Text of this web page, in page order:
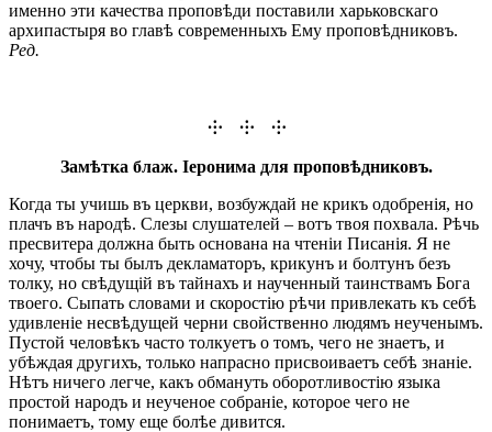
именно эти качества проповѣди поставили харьковскаго
архипастыря во главѣ современныхъ Ему проповѣдниковъ.
Ред.
⸭ ⸭ ⸭
Замѣтка блаж. Іеронима для проповѣдниковъ.
Когда ты учишь въ церкви, возбуждай не крикъ одобренія, но
плачъ въ народѣ. Слезы слушателей – вотъ твоя похвала. Рѣчь
пресвитера должна быть основана на чтеніи Писанія. Я не
хочу, чтобы ты былъ декламаторъ, крикунъ и болтунъ безъ
толку, но свѣдущій въ тайнахъ и наученный таинствамъ Бога
твоего. Сыпать словами и скоростію рѣчи привлекать къ себѣ
удивленіе несвѣдущей черни свойственно людямъ неученымъ.
Пустой человѣкъ часто толкуетъ о томъ, чего не знаетъ, и
убѣждая другихъ, только напрасно присвоиваетъ себѣ знаніе.
Нѣтъ ничего легче, какъ обмануть оборотливостію языка
простой народъ и неученое собраніе, которое чего не
понимаетъ, тому еще болѣе дивится.